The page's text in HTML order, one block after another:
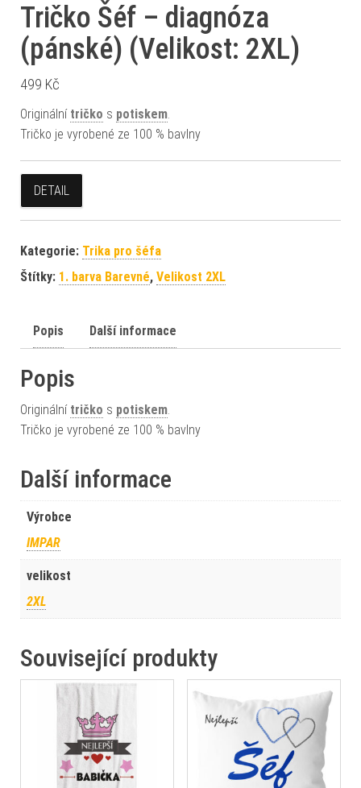
Tričko Šéf – diagnóza
(pánské) (Velikost: 2XL)
499 Kč
Originální tričko s potiskem.
Tričko je vyrobené ze 100 % bavlny
DETAIL
Kategorie: Trika pro šéfa
Štítky: 1. barva Barevné, Velikost 2XL
Popis Další informace
Popis
Originální tričko s potiskem.
Tričko je vyrobené ze 100 % bavlny
Další informace
Výrobce
IMPAR
velikost
2XL
Související produkty